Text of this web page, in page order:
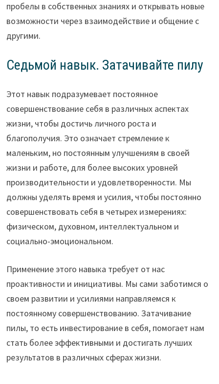
пробелы в собственных знаниях и открывать новые
возможности через взаимодействие и общение с
другими.
Седьмой навык. Затачивайте пилу
Этот навык подразумевает постоянное
совершенствование себя в различных аспектах
жизни, чтобы достичь личного роста и
благополучия. Это означает стремление к
маленьким, но постоянным улучшениям в своей
жизни и работе, для более высоких уровней
производительности и удовлетворенности. Мы
должны уделять время и усилия, чтобы постоянно
совершенствовать себя в четырех измерениях:
физическом, духовном, интеллектуальном и
социально-эмоциональном.
Применение этого навыка требует от нас
проактивности и инициативы. Мы сами заботимся о
своем развитии и усилиями направляемся к
постоянному совершенствованию. Затачивание
пилы, то есть инвестирование в себя, помогает нам
стать более эффективными и достигать лучших
результатов в различных сферах жизни.